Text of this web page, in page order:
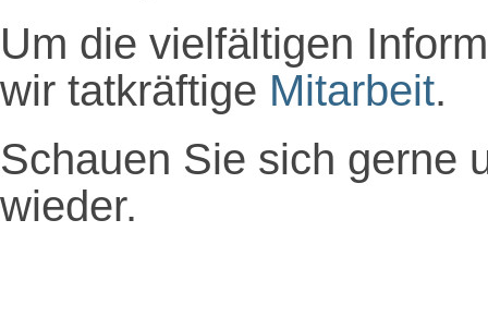
Um die vielfältigen
wir tatkräftige Mitarbeit.
Schauen Sie sich gerne
wieder.